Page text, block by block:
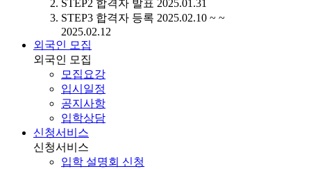
STEP2 합격자 발표 2025.01.31
STEP3 합격자 등록 2025.02.10 ~ ~
2025.02.12
외국인 모집
외국인 모집
모집요강
입시일정
공지사항
입학상담
신청서비스
신청서비스
입학 설명회 신청